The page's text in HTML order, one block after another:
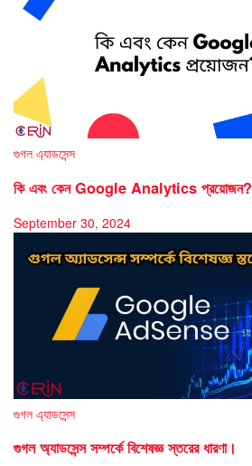
গুগল এ্যাডসেন্স
কি এবং কেন Google Analytics প্রয়োজন?
September 30, 2024
গুগল এ্যাডসেন্স
গুগল অ্যাডসেন্স সম্পর্কে বিশেষজ্ঞ স্তরের ধারণা।